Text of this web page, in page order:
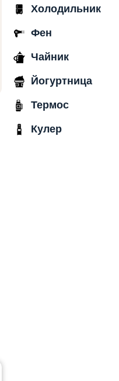
Холодильник
Фен
Чайник
Йогуртница
Термос
Кулер